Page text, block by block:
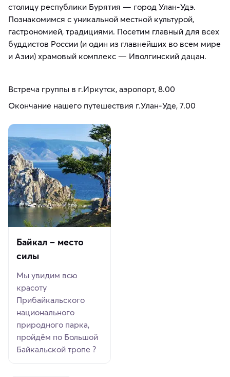
столицу республики Бурятия — город Улан-Удэ.
Познакомимся с уникальной местной культурой,
гастрономией, традициями. Посетим главный для всех
буддистов России (и один из главнейших во всем мире
и Азии) храмовый комплекс — Иволгинский дацан.
Встреча группы в г.Иркутск, аэропорт, 8.00
Окончание нашего путешествия г.Улан-Уде, 7.00
Байкал – место
силы
Мы увидим всю
красоту
Прибайкальского
национального
природного парка,
пройдём по Большой
Байкальской тропе ?